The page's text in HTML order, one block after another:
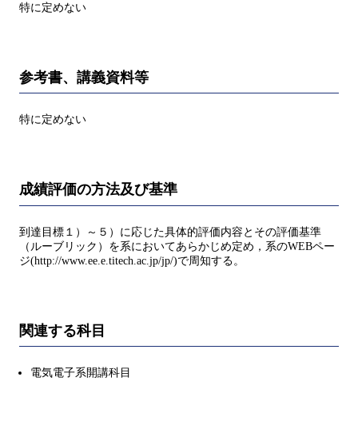
特に定めない
参考書、講義資料等
特に定めない
成績評価の方法及び基準
到達目標１）～５）に応じた具体的評価内容とその評価基準
（ルーブリック）を系においてあらかじめ定め，系のWEBペー
ジ(http://www.ee.e.titech.ac.jp/jp/)で周知する。
関連する科目
電気電子系開講科目